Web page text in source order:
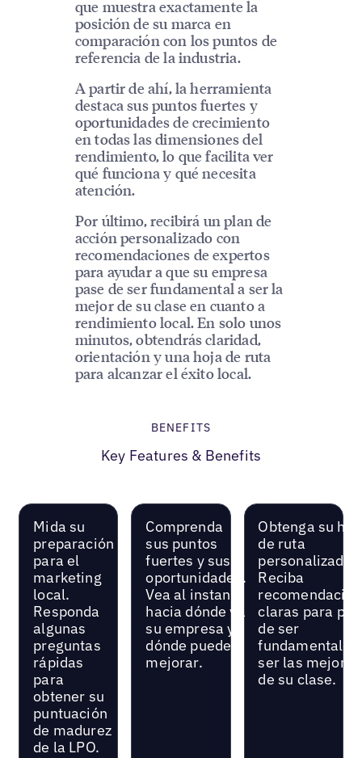
que muestra exactamente la
posición de su marca en
comparación con los puntos de
referencia de la industria.
A partir de ahí, la herramienta
destaca sus puntos fuertes y
oportunidades de crecimiento
en todas las dimensiones del
rendimiento, lo que facilita ver
qué funciona y qué necesita
atención.
Por último, recibirá un plan de
acción personalizado con
recomendaciones de expertos
para ayudar a que su empresa
pase de ser fundamental a ser la
mejor de su clase en cuanto a
rendimiento local. En solo unos
minutos, obtendrás claridad,
orientación y una hoja de ruta
para alcanzar el éxito local.
BENEFITS
Key Features & Benefits
Mida su
preparación
para el
marketing
local.
Responda
algunas
preguntas
rápidas
para
obtener su
puntuación
de madurez
de la LPO.
Comprenda
sus puntos
fuertes y sus
oportunidades.
Vea al instante
hacia dónde va
su empresa y
dónde puede
mejorar.
Obtenga su
de ruta
personalizada.
Reciba
claras para
de ser
fundamentales
ser las mejores
de su clase.